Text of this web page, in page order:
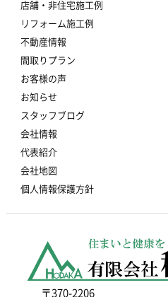
店舗・非住宅施工例
リフォーム施工例
不動産情報
間取りプラン
お客様の声
お知らせ
スタッフブログ
会社情報
代表紹介
会社地図
個人情報保護方針
〒370-2206